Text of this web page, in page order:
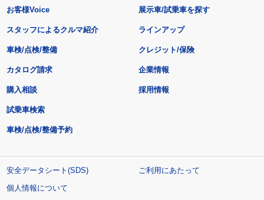
お客様Voice
スタッフによるクルマ紹介
展示車/試乗車を探す
ラインアップ
車検/点検/整備 クレジット/保険
カタログ請求
購入相談
試乗車検索
車検/点検/整備予約
企業情報
採用情報
安全データシート(SDS)
ご利用にあたって
個人情報について